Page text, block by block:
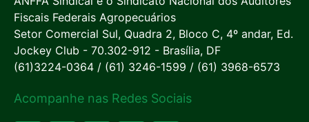
Fiscais Federais Agropecuários
Setor Comercial Sul, Quadra 2, Bloco C, 4º andar, Ed.
Jockey Club - 70.302-912 - Brasília, DF
(61)3224-0364 / (61) 3246-1599 / (61) 3968-6573
Acompanhe nas Redes Sociais